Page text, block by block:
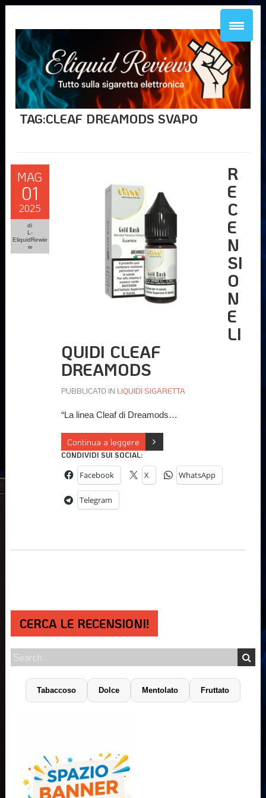
TAG:CLEAF DREAMODS SVAPO
MAG
01
2025
di
L-
EliquidRewie
w
R
E
C
E
N
SI
O
N
E
LI
QUIDI CLEAF
DREAMODS
PUBBLICATO IN LIQUIDI SIGARETTA
“La linea Cleaf di Dreamods…
Continua a leggere
CONDIVIDI SUI SOCIAL:
Facebook X WhatsApp
Telegram
CERCA LE RECENSIONI!
Tabaccoso Dolce Mentolato Fruttato